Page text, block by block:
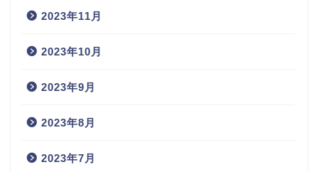
2023年11月
2023年10月
2023年9月
2023年8月
2023年7月